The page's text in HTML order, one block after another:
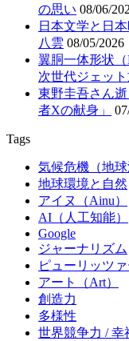
の思い 08/06/
日本文学と日
八雲 08/05/2026
翼胴一体形状
次世代ジェッ
東野圭吾さん
者Xの献身」
Tags
気候危機（地球
地球環境と自然
アイヌ（Ainu）
AI（人工知能）
Google
ジャーナリズム
ピューリッツ
アート（Art）
創造力
多様性
世界競争力 / 幸